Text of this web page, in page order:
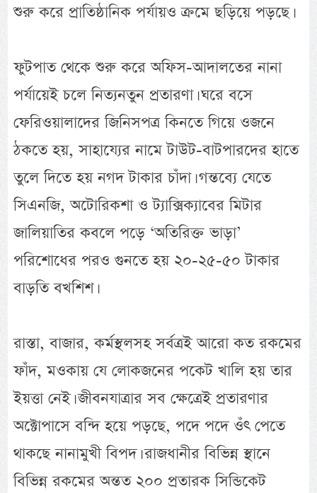
শুরু করে প্রাতিষ্ঠানিক পর্যায়ও ক্রমে ছড়িয়ে পড়ছে।
ফুটপাত থেকে শুরু করে অফিস-আদালতের নানা
পর্যায়েই চলে নিত্যনতুন প্রতারণা। ঘরে বসে
ফেরিওয়ালাদের জিনিসপত্র কিনতে গিয়ে ওজনে
ঠকতে হয়, সাহায্যের নামে টাউট-বাটপারদের হাতে
তুলে দিতে হয় নগদ টাকার চাঁদা। গন্তব্যে যেতে
সিএনজি, অটোরিকশা ও ট্যাক্সিক্যাবের মিটার
জালিয়াতির কবলে পড়ে ‘অতিরিক্ত ভাড়া’
পরিশোধের পরও গুনতে হয় ২০-২৫-৫০ টাকার
বাড়তি বখশিশ।
রাস্তা, বাজার, কর্মস্থলসহ সর্বত্রই আরো কত রকমের
ফাঁদ, মওকায় যে লোকজনের পকেট খালি হয় তার
ইয়ত্তা নেই। জীবনযাত্রার সব ক্ষেত্রেই প্রতারণার
অক্টোপাসে বন্দি হয়ে পড়ছে, পদে পদে ওঁৎ পেতে
থাকছে নানামুখী বিপদ। রাজধানীর বিভিন্ন স্থানে
বিভিন্ন রকমের অন্তত ২০০ প্রতারক সিন্ডিকেট